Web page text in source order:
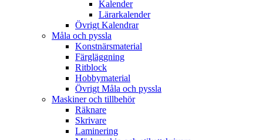
Kalender
Lärarkalender
Övrigt Kalendrar
Måla och pyssla
Konstnärsmaterial
Färgläggning
Ritblock
Hobbymaterial
Övrigt Måla och pyssla
Maskiner och tillbehör
Räknare
Skrivare
Laminering